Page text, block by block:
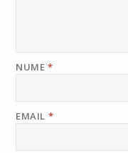
NUME*
EMAIL *